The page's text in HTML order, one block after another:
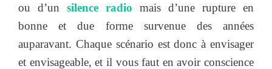
ou d’un silence radio mais d’une rupture en
bonne et due forme survenue des années
auparavant. Chaque scénario est donc à envisager
et envisageable, et il vous faut en avoir conscience